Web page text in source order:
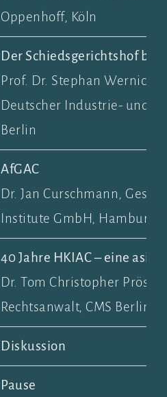
Oppenhoff, Köln
Der Schiedsgerichtshof
Prof. Dr. Stephan
Deutscher Industrie- und
Berlin
AfGAC
Dr. Jan Curschmann,
Institute GmbH, Hamburg
40 Jahre HKIAC – eine
Dr. Tom Christopher
Rechtsanwalt, CMS Berlin
Diskussion
Pause